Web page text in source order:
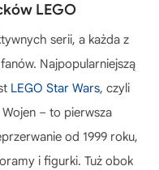
LEGO
serii, a każda z
Najpopularniejszą
LEGO Star Wars, czyli
– to pierwsza
od 1999 roku,
i figurki. Tuż obok